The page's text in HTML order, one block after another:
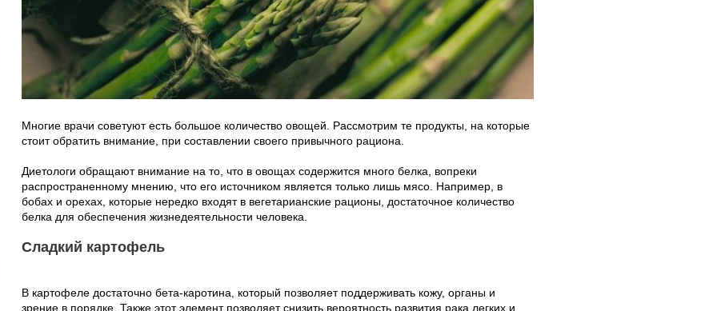
Многие врачи советуют есть большое количество овощей. Рассмотрим те продукты, на которые
стоит обратить внимание, при составлении своего привычного рациона.
Диетологи обращают внимание на то, что в овощах содержится много белка, вопреки
распространенному мнению, что его источником является только лишь мясо. Например, в
бобах и орехах, которые нередко входят в вегетарианские рационы, достаточное количество
белка для обеспечения жизнедеятельности человека.
Сладкий картофель
В картофеле достаточно бета-каротина, который позволяет поддерживать кожу, органы и
зрение в порядке. Также этот элемент позволяет снизить вероятность развития рака легких и